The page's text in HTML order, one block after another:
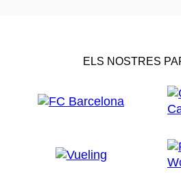
ELS NOSTRES